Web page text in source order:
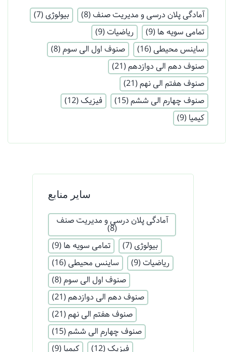
آمادگی پلان درسی و مدیریت صنف (8) بیولوژی (7)
تمامی سویه ها (9) ریاضیات (9)
ساینس محیطی (16) صنوف اول الی سوم (8)
صنوف دهم الی دوازدهم (21)
صنوف هفتم الی نهم (21)
صنوف چهارم الی ششم (15) فیزیک (12)
کیمیا (9)
سایر منابع
آمادگی پلان درسی و مدیریت صنف
(8)
بیولوژی (7) تمامی سویه ها (9)
ریاضیات (9) ساینس محیطی (16)
صنوف اول الی سوم (8)
صنوف دهم الی دوازدهم (21)
صنوف هفتم الی نهم (21)
صنوف چهارم الی ششم (15)
فیزیک (12) کیمیا (9)